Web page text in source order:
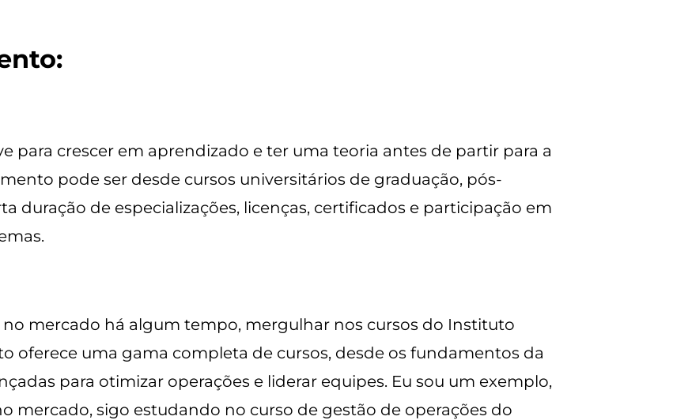
para crescer em aprendizado e ter uma teoria antes de partir para a
pode ser desde cursos universitários de graduação, pós-
duração de especializações, licenças, certificados e participação em
no mercado há algum tempo, mergulhar nos cursos do Instituto
oferece uma gama completa de cursos, desde os fundamentos da
para otimizar operações e liderar equipes. Eu sou um exemplo,
mercado, sigo estudando no curso de gestão de operações do